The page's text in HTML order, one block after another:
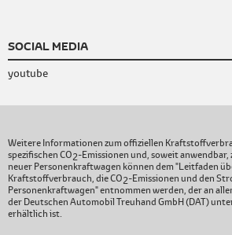
SOCIAL MEDIA
youtube
Weitere Informationen zum offiziellen
spezifischen CO2-Emissionen und, soweit
neuer Personenkraftwagen können dem "Leitfaden
Kraftstoffverbrauch, die CO2-Emissionen und den
Personenkraftwagen" entnommen werden, der an
der Deutschen Automobil Treuhand GmbH (DAT)
erhältlich ist.